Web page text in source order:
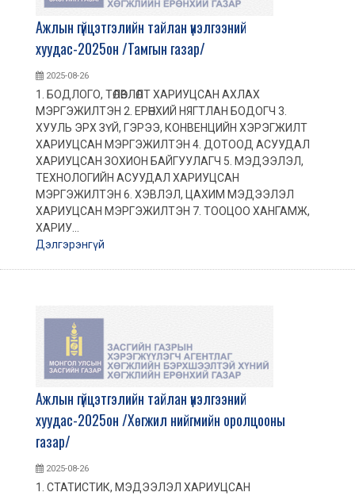
Ажлын гүйцэтгэлийн тайлан үнэлгээний
хуудас-2025он /Тамгын газар/
2025-08-26
1. БОДЛОГО, ТӨЛӨВЛӨЛТ ХАРИУЦСАН АХЛАХ
МЭРГЭЖИЛТЭН 2. ЕРӨНХИЙ НЯГТЛАН БОДОГЧ 3.
ХУУЛЬ ЭРХ ЗҮЙ, ГЭРЭЭ, КОНВЕНЦИЙН ХЭРЭГЖИЛТ
ХАРИУЦСАН МЭРГЭЖИЛТЭН 4. ДОТООД АСУУДАЛ
ХАРИУЦСАН ЗОХИОН БАЙГУУЛАГЧ 5. МЭДЭЭЛЭЛ,
ТЕХНОЛОГИЙН АСУУДАЛ ХАРИУЦСАН
МЭРГЭЖИЛТЭН 6. ХЭВЛЭЛ, ЦАХИМ МЭДЭЭЛЭЛ
ХАРИУЦСАН МЭРГЭЖИЛТЭН 7. ТООЦОО ХАНГАМЖ,
ХАРИУ...
Дэлгэрэнгүй
Ажлын гүйцэтгэлийн тайлан үнэлгээний
хуудас-2025он /Хөгжил нийгмийн оролцооны
газар/
2025-08-26
1. СТАТИСТИК, МЭДЭЭЛЭЛ ХАРИУЦСАН